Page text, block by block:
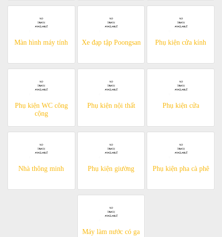
Màn hình máy tính Xe đạp tập Poongsan Phụ kiện cửa kính
Phụ kiện WC công
cộng
Phụ kiện nội thất Phụ kiện cửa
Nhà thông minh Phụ kiện giường Phụ kiện pha cà phê
Máy làm nước có ga